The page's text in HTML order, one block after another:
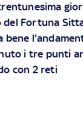
del Fortuna
bene
i tre punti
con 2 reti